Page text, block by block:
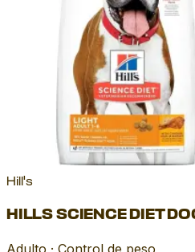
Hill's
HILLS SCIENCE DIET
Adulto · Control de peso